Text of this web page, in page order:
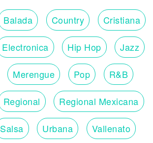
Balada Country Cristiana
Electronica Hip Hop Jazz
Merengue Pop R&B
Regional Regional Mexicana
Salsa Urbana Vallenato